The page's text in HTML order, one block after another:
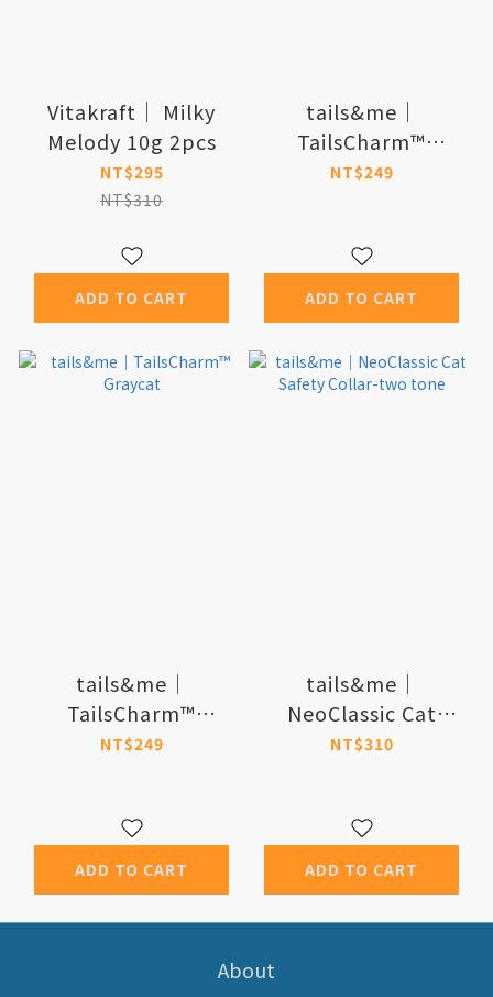
Vitakraft｜ Milky
Melody 10g 2pcs
NT$295
NT$310
ADD TO CART
tails&me｜
TailsCharm™
Siamese
NT$249
ADD TO CART
tails&me｜
TailsCharm™
Graycat
NT$249
ADD TO CART
tails&me｜
NeoClassic Cat
Safety Collar-two
NT$310
ADD TO CART
About